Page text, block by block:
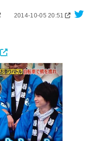
2014-10-05 20:51